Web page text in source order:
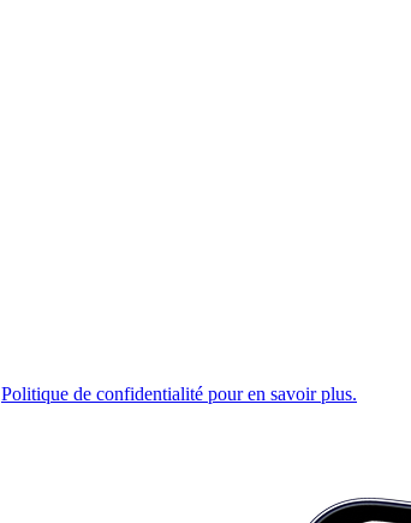
Politique de confidentialité pour en savoir plus.